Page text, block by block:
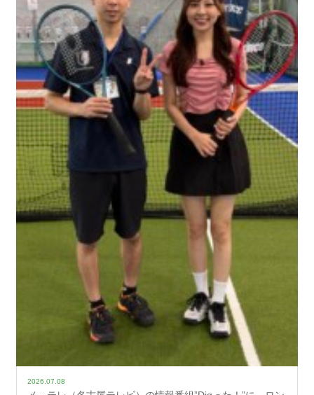
2026.07.08